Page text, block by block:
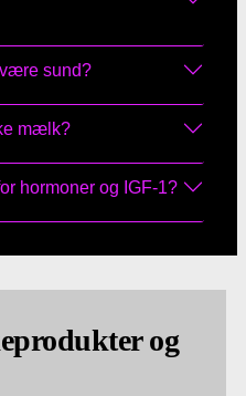
sund?
mælk?
hormoner og IGF-1?
og